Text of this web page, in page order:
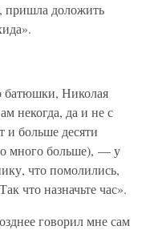
пришла доложить
батюшки, Николая
некогда, да и не с
и больше десяти
много больше), — у
что помолились,
что назначьте час».
говорил мне сам